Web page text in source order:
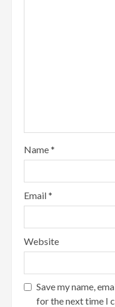
Name*
Email*
Website
Save my name,
for the next time I